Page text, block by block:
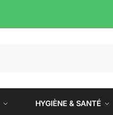
HYGIÈNE & SANTÉ